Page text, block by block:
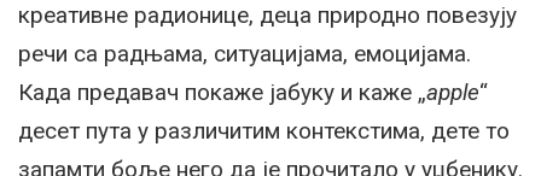
креативне радионице, деца природно повезују
речи са радњама, ситуацијама, емоцијама.
Када предавач покаже јабуку и каже „apple“
десет пута у различитим контекстима, дете то
запамти боље него да је прочитало у уџбенику.